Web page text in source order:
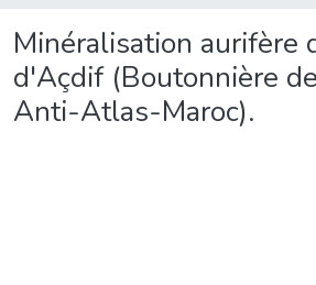
Minéralisation aurifère
d'Açdif (Boutonnière
Anti-Atlas-Maroc).